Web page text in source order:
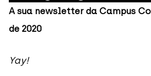
A sua newsletter da Campus
de 2020
Yay!